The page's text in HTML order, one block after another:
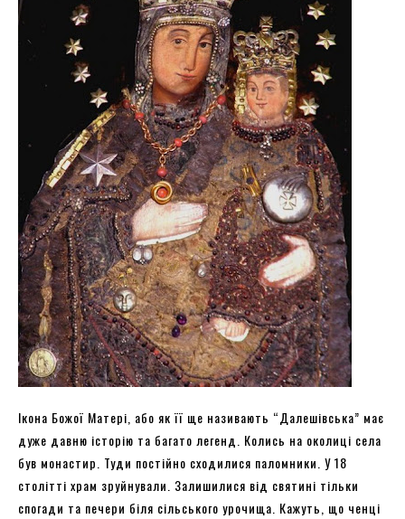
Ікона Божої Матері, або як її ще називають “Далешівська” має
дуже давню історію та багато легенд. Колись на околиці села
був монастир. Туди постійно сходилися паломники. У 18
столітті храм зруйнували. Залишилися від святині тільки
спогади та печери біля сільського урочища. Кажуть, що ченці